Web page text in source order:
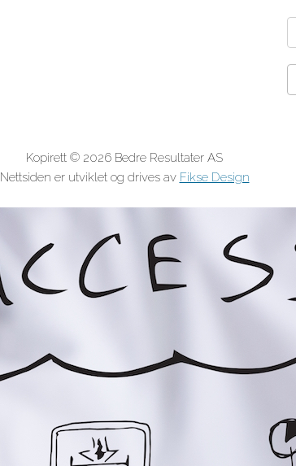
Kopirett © 2026 Bedre Resultater AS
Nettsiden er utviklet og drives av Fikse Design